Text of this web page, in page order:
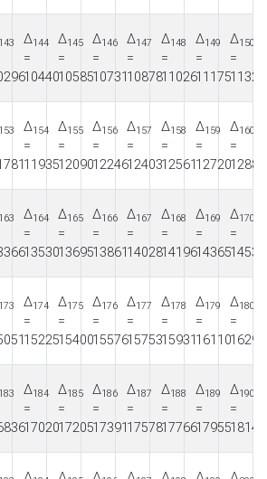
143 Δ144
=
10440
Δ145
=
10585
Δ146
=
10731
Δ147
=
10878
Δ148
=
11026
Δ149
=
11175
Δ150
=
11325
153 Δ154
=
11935
Δ155
=
12090
Δ156
=
12246
Δ157
=
12403
Δ158
=
12561
Δ159
=
12720
Δ160
=
12880
163 Δ164
=
13530
Δ165
=
13695
Δ166
=
13861
Δ167
=
14028
Δ168
=
14196
Δ169
=
14365
Δ170
=
14535
173 Δ174
=
15225
Δ175
=
15400
Δ176
=
15576
Δ177
=
15753
Δ178
=
15931
Δ179
=
16110
Δ180
=
16290
183 Δ184
=
17020
Δ185
=
17205
Δ186
=
17391
Δ187
=
17578
Δ188
=
17766
Δ189
=
17955
Δ190
=
18145